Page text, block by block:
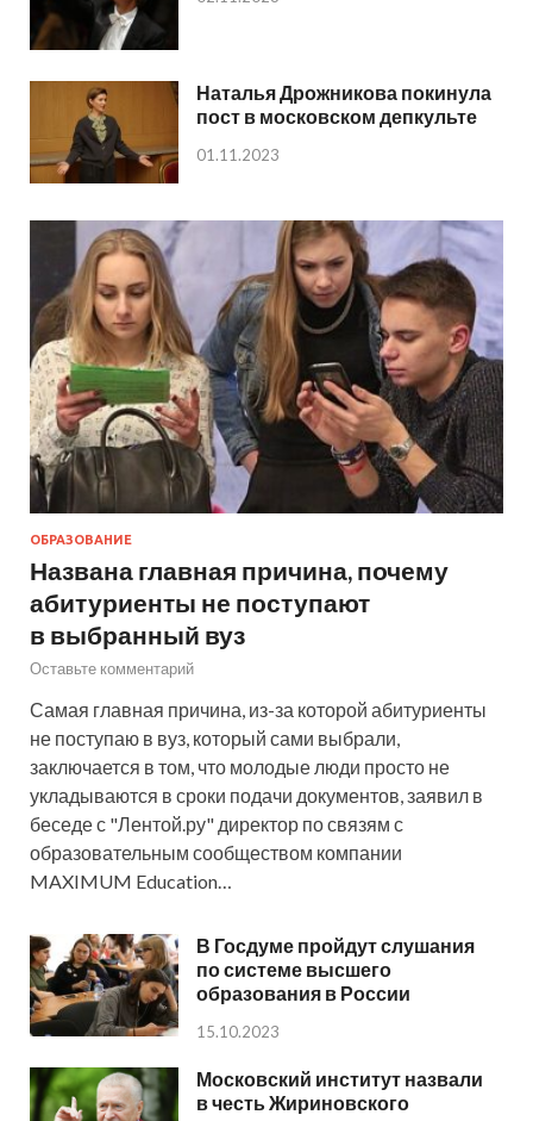
Наталья Дрожникова покинула
пост в московском депкульте
01.11.2023
ОБРАЗОВАНИЕ
Названа главная причина, почему
абитуриенты не поступают
в выбранный вуз
Оставьте комментарий
Самая главная причина, из-за которой абитуриенты
не поступаю в вуз, который сами выбрали,
заключается в том, что молодые люди просто не
укладываются в сроки подачи документов, заявил в
беседе с "Лентой.ру" директор по связям с
образовательным сообществом компании
MAXIMUM Education…
В Госдуме пройдут слушания
по системе высшего
образования в России
15.10.2023
Московский институт назвали
в честь Жириновского